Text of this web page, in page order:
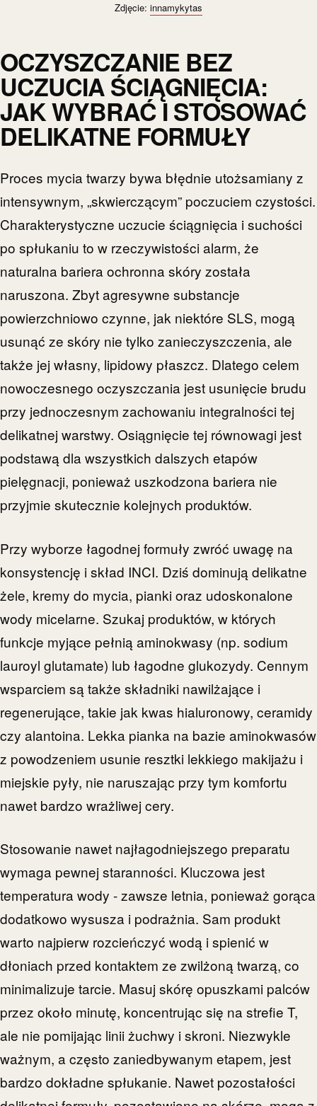
Zdjęcie: innamykytas
OCZYSZCZANIE BEZ
UCZUCIA ŚCIĄGNIĘCIA:
JAK WYBRAĆ I STOSOWAĆ
DELIKATNE FORMUŁY
Proces mycia twarzy bywa błędnie utożsamiany z
intensywnym, „skwierczącym” poczuciem czystości.
Charakterystyczne uczucie ściągnięcia i suchości
po spłukaniu to w rzeczywistości alarm, że
naturalna bariera ochronna skóry została
naruszona. Zbyt agresywne substancje
powierzchniowo czynne, jak niektóre SLS, mogą
usunąć ze skóry nie tylko zanieczyszczenia, ale
także jej własny, lipidowy płaszcz. Dlatego celem
nowoczesnego oczyszczania jest usunięcie brudu
przy jednoczesnym zachowaniu integralności tej
delikatnej warstwy. Osiągnięcie tej równowagi jest
podstawą dla wszystkich dalszych etapów
pielęgnacji, ponieważ uszkodzona bariera nie
przyjmie skutecznie kolejnych produktów.
Przy wyborze łagodnej formuły zwróć uwagę na
konsystencję i skład INCI. Dziś dominują delikatne
żele, kremy do mycia, pianki oraz udoskonalone
wody micelarne. Szukaj produktów, w których
funkcje myjące pełnią aminokwasy (np. sodium
lauroyl glutamate) lub łagodne glukozydy. Cennym
wsparciem są także składniki nawilżające i
regenerujące, takie jak kwas hialuronowy, ceramidy
czy alantoina. Lekka pianka na bazie aminokwasów
z powodzeniem usunie resztki lekkiego makijażu i
miejskie pyły, nie naruszając przy tym komfortu
nawet bardzo wrażliwej cery.
Stosowanie nawet najłagodniejszego preparatu
wymaga pewnej staranności. Kluczowa jest
temperatura wody - zawsze letnia, ponieważ gorąca
dodatkowo wysusza i podrażnia. Sam produkt
warto najpierw rozcieńczyć wodą i spienić w
dłoniach przed kontaktem ze zwilżoną twarzą, co
minimalizuje tarcie. Masuj skórę opuszkami palców
przez około minutę, koncentrując się na strefie T,
ale nie pomijając linii żuchwy i skroni. Niezwykle
ważnym, a często zaniedbywanym etapem, jest
bardzo dokładne spłukanie. Nawet pozostałości